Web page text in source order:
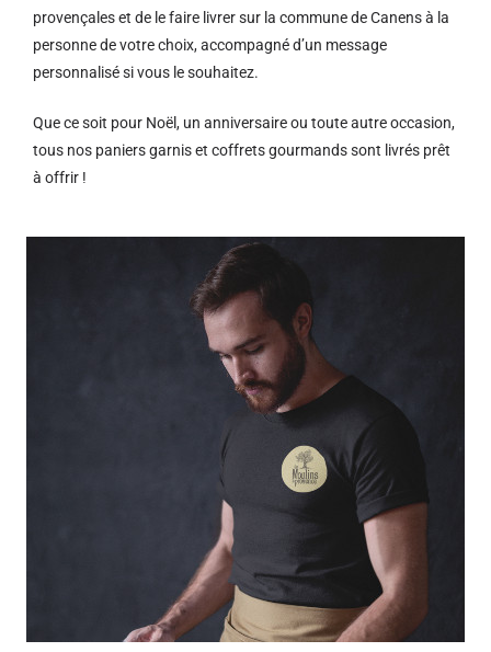
provençales et de le faire livrer sur la commune de Canens à la
personne de votre choix, accompagné d’un message
personnalisé si vous le souhaitez.
Que ce soit pour Noël, un anniversaire ou toute autre occasion,
tous nos paniers garnis et coffrets gourmands sont livrés prêt
à offrir !